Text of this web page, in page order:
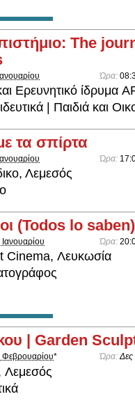
The
Ώρα:
Ερευνητικό ίδρυμα
| Παιδιά και
τα σπίρτα
Ώρα:
Λεμεσός
(Todos lo saben)
Ιανουαρίου Ώρα:
Cinema, Λευκωσία
| Garden
Φεβρουαρίου* Ώρα:Δες
Λεμεσός